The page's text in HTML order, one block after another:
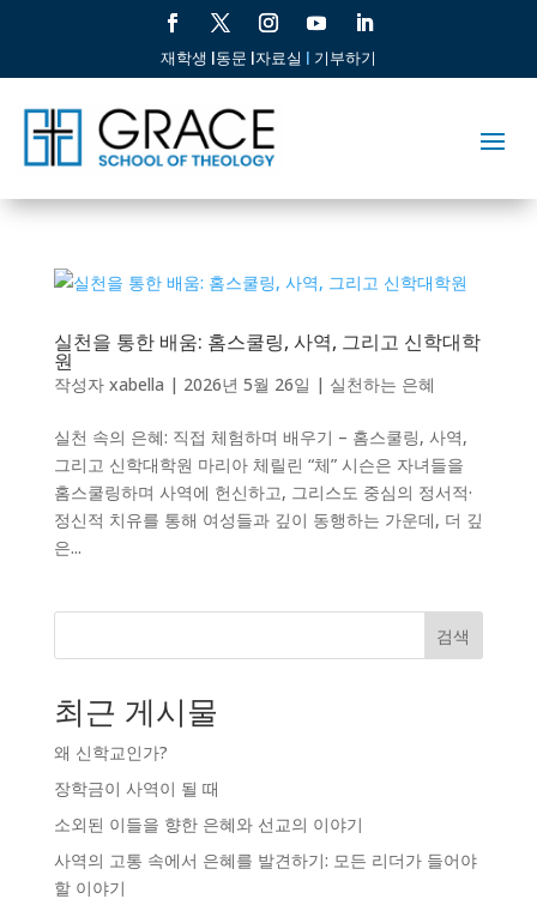
재학생 |동문 |자료실 | 기부하기
실천을 통한 배움: 홈스쿨링, 사역, 그리고 신학대학
원
작성자 xabella | 2026년 5월 26일 | 실천하는 은혜
실천 속의 은혜: 직접 체험하며 배우기 – 홈스쿨링, 사역,
그리고 신학대학원 마리아 체릴린 “체” 시슨은 자녀들을
홈스쿨링하며 사역에 헌신하고, 그리스도 중심의 정서적·
정신적 치유를 통해 여성들과 깊이 동행하는 가운데, 더 깊
은...
검색
최근 게시물
왜 신학교인가?
장학금이 사역이 될 때
소외된 이들을 향한 은혜와 선교의 이야기
사역의 고통 속에서 은혜를 발견하기: 모든 리더가 들어야
할 이야기